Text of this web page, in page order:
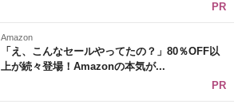
PR
Amazon
「え、こんなセールやってたの？」80％OFF以
上が続々登場！Amazonの本気が...
PR